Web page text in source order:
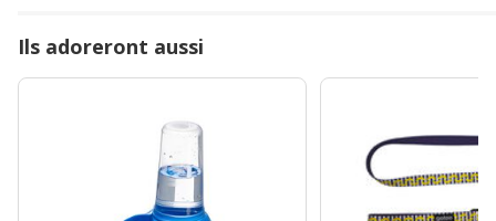
Ils adoreront aussi